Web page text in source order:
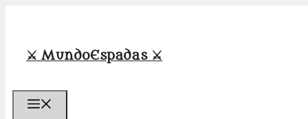
contenido
⚔️ MundoEspadas ⚔️